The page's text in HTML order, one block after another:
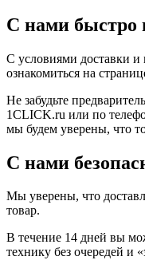
С нами быстро
С условиями доставки
ознакомиться на
Не забудьте
1CLICK.ru или по
мы будем уверены, что
С нами
Мы уверены, что
товар.
В течение 14 дней вы
технику без очередей и